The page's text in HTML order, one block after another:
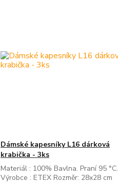
Dámské kapesníky L16 dárková
krabička - 3ks
Materiál : 100% Bavlna. Praní 95 °C.
Výrobce : ETEX Rozměr: 28x28 cm